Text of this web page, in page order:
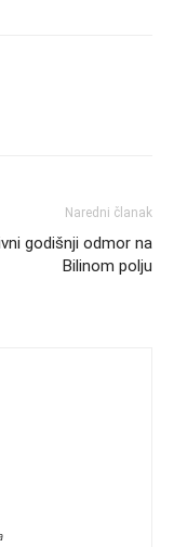
Naredni članak
godišnji odmor na
Bilinom polju